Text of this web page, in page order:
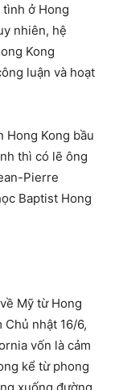
ở Hong
nhiên, hệ
Kong
luận và hoạt
Hong Kong bầu
thì có lẽ ông
Pierre
Baptist Hong
Mỹ từ Hong
nhật 16/6,
vốn là cảm
kể từ phong
xuống đường